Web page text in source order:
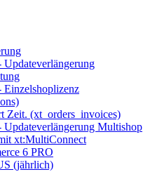
Einzelshoplizenz
Zeit. (xt_orders_invoices)
Updateverlängerung Multishop
xt:MultiConnect
6 PRO
(jährlich)